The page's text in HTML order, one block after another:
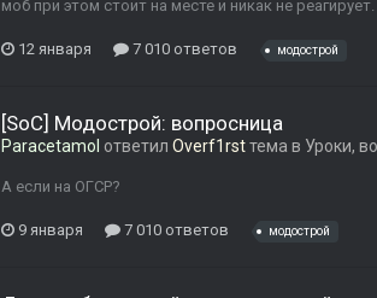
моб при этом стоит на месте и никак не реагирует.
12 января 7 010 ответов модострой
[SoC] Модострой: вопросница
Paracetamol ответил Overf1rstтема в Уроки,
А если на ОГСР?
9 января 7 010 ответов модострой